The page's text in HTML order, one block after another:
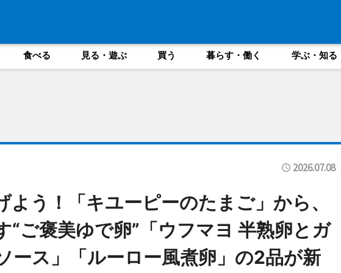
食べる 見る・遊ぶ 買う 暮らす・働く 学ぶ・知る
2026.07.08
よう！「キユーピーのたまご」から、
“ご褒美ゆで卵”「ウフマヨ 半熟卵とガ
ース」「ルーロー風煮卵」の2品が新